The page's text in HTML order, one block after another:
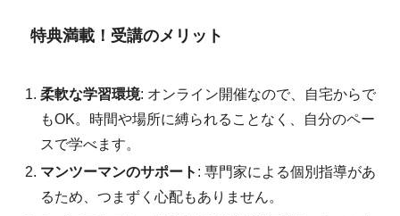
特典満載！受講のメリット
柔軟な学習環境: オンライン開催なので、自宅からで
もOK。時間や場所に縛られることなく、自分のペー
スで学べます。
マンツーマンのサポート : 専門家による個別指導があ
るため、つまずく心配もありません。